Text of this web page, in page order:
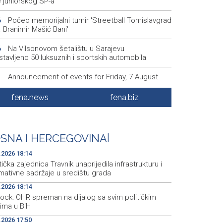
Počeo memorijalni turnir 'Streetball Tomislavgrad
Branimir Mašić Bani'
Na Vilsonovom šetalištu u Sarajevu
50 luksuznih i sportskih automobila
Announcement of events for Friday, 7 August
Drugi Festival bakri okupio mještane i posjetitelje
Novi Travnik receives first direct EU funding for
heritage project
fena.news fena.biz
I HERCEGOVINA
18:14
zajednica Travnik unaprijedila infrastrukturu i
sadržaje u središtu grada
18:14
OHR spreman na dijalog sa svim političkim
u BiH
17:50